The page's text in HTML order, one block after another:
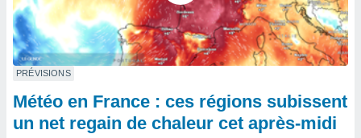
PRÉVISIONS
Météo en France : ces régions subissent
un net regain de chaleur cet après-midi